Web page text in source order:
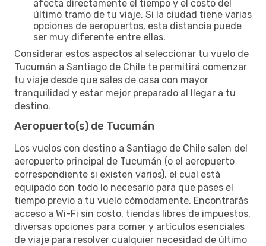
afecta directamente el tiempo y el costo del
último tramo de tu viaje. Si la ciudad tiene varias
opciones de aeropuertos, esta distancia puede
ser muy diferente entre ellas.
Considerar estos aspectos al seleccionar tu vuelo de
Tucumán a Santiago de Chile te permitirá comenzar
tu viaje desde que sales de casa con mayor
tranquilidad y estar mejor preparado al llegar a tu
destino.
Aeropuerto(s) de Tucumán
Los vuelos con destino a Santiago de Chile salen del
aeropuerto principal de Tucumán (o el aeropuerto
correspondiente si existen varios), el cual está
equipado con todo lo necesario para que pases el
tiempo previo a tu vuelo cómodamente. Encontrarás
acceso a Wi-Fi sin costo, tiendas libres de impuestos,
diversas opciones para comer y artículos esenciales
de viaje para resolver cualquier necesidad de último